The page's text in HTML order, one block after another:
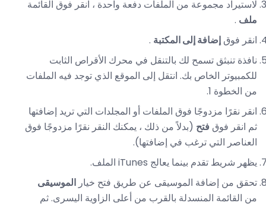
لاستيراد مجموعة من الملفات دفعة واحدة ، انقر فوق القائمة
ملف .
انقر فوق إضافة إلى المكتبة .
نافذة تنبثق تسمح لك بالتنقل في محرك الأقراص الثابت
للكمبيوتر الخاص بك. انتقل إلى الموقع الذي توجد فيه الملفات
من الخطوة 1.
انقر نقرًا مزدوجًا فوق الملفات أو المجلدات التي تريد إضافتها
ثم انقر فوق فتح (بدلاً من ذلك ، يمكنك النقر نقرًا مزدوجًا فوق
العناصر التي ترغب في إضافتها).
يظهر شريط تقدم بينما يعالج iTunes الملف.
تحقق من إضافة الموسيقى عن طريق فتح خيار الموسيقى
من القائمة المنسدلة بالقرب من أعلى الزاوية اليسرى. ثم